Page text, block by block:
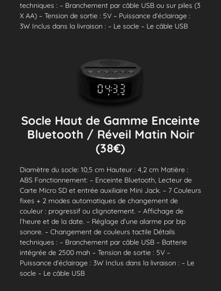
techniques : – Branchement par câble USB ou sur piles (3
X AA) – Tension de sortie : 5V – Puissance d’éclairage :
3W Inclus dans la livraison : – Le socle – Le câble USB
Socle Haut de Gamme Enceinte
Bluetooth / Réveil Matin Noir
(38€)
Diamètre du socle: 10,5 cm Hauteur : 4,2 cm Matière :
ABS Fonctionnement: – Enceinte Bluetooth, Lecteur de
Carte Micro SD et entrée auxiliaire Mini Jack. – 7 Couleurs
fixes + 2 modes automatiques de changement de
couleur : progressif ou clignotement. – Affichage de
l’heure et de la date. – Réglage d’une alarme par bip
sonore. – Changement de couleurs tactile Détails
techniques : – Branchement par câble USB – Batterie
intégrée de 2500 mah – Tension de sortie : 5V –
Puissance d’éclairage : 3W Inclus dans la livraison : – Le
socle – Le câble USB